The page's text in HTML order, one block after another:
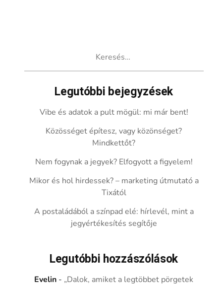
Legutóbbi bejegyzések
Vibe és adatok a pult mögül: mi már bent!
Közösséget építesz, vagy közönséget?
Mindkettőt?
Nem fogynak a jegyek? Elfogyott a figyelem!
Mikor és hol hirdessek? – marketing útmutató a
Tixától
A postaládából a színpad elé: hírlevél, mint a
jegyértékesítés segítője
Legutóbbi hozzászólások
Evelin - „Dalok, amiket a legtöbbet pörgetek